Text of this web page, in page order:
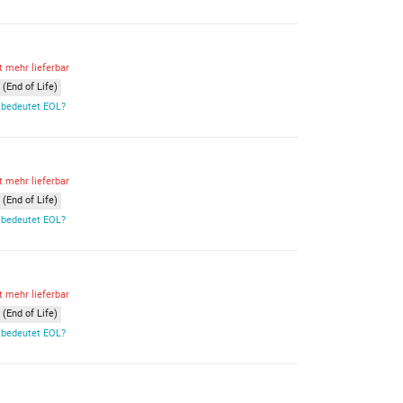
mehr lieferbar
(End of Life)
EOL?
mehr lieferbar
(End of Life)
EOL?
mehr lieferbar
(End of Life)
EOL?